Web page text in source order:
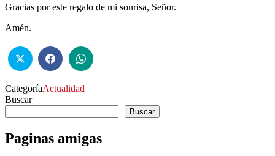
Gracias por este regalo de mi sonrisa, Señor.
Amén.
CategoríaActualidad
Buscar
Buscar
Paginas amigas